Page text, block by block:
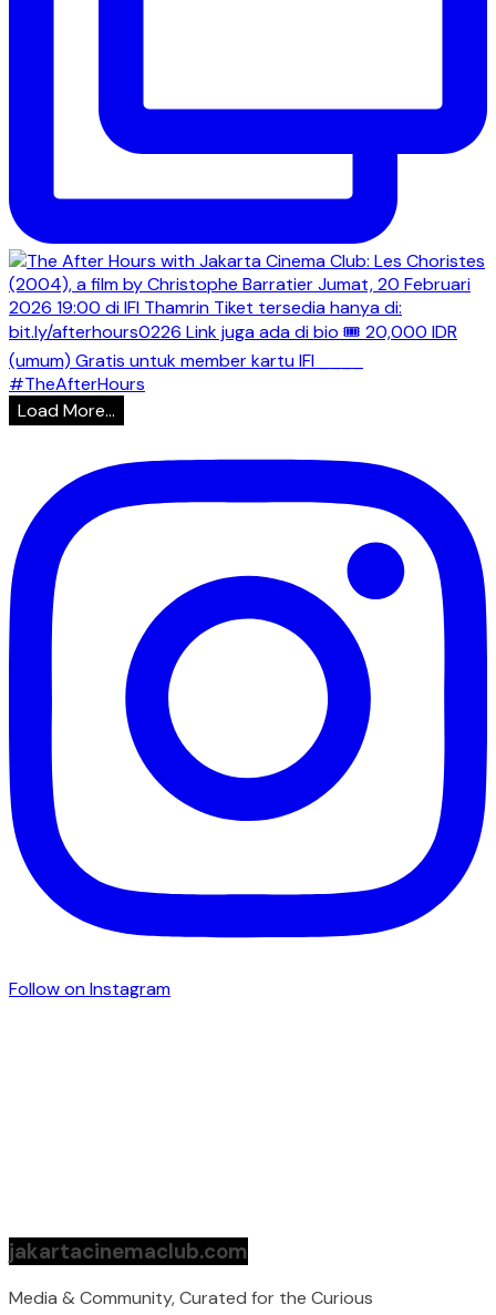
Load More...
Follow on Instagram
jakartacinemaclub.com
Media & Community, Curated for the Curious